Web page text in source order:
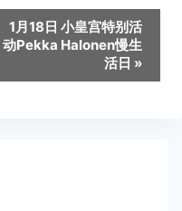
1月18日 小皇宫特别活
动Pekka Halonen慢生
活日 »